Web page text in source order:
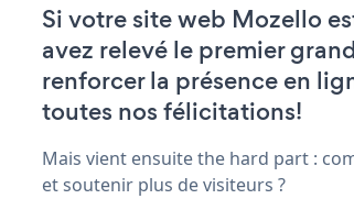
Si votre site web Mozello
avez relevé le premier
renforcer la présence en
toutes nos félicitations!
Mais vient ensuite the hard part :
et soutenir plus de visiteurs ?